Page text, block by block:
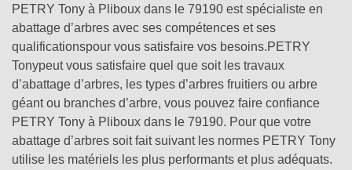
PETRY Tony à Pliboux dans le 79190 est spécialiste en
abattage d’arbres avec ses compétences et ses
qualificationspour vous satisfaire vos besoins.PETRY
Tonypeut vous satisfaire quel que soit les travaux
d’abattage d’arbres, les types d’arbres fruitiers ou arbre
géant ou branches d’arbre, vous pouvez faire confiance
PETRY Tony à Pliboux dans le 79190. Pour que votre
abattage d’arbres soit fait suivant les normes PETRY Tony
utilise les matériels les plus performants et plus adéquats.